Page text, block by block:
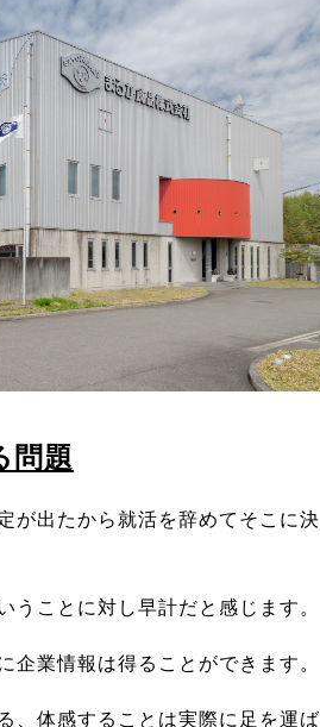
問題
が出たから就活を辞めてそこに決
うことに対し早計だと感じます。
企業情報は得ることができます。
、体感することは実際に足を運ば